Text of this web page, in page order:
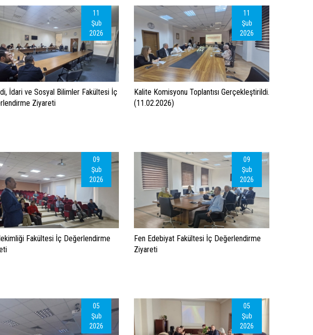
11
Şub
2026
İdari ve Sosyal Bilimler Fakültesi İç
Ziyareti
11
Şub
2026
Kalite Komisyonu Toplantısı Gerçekleştirildi.
(11.02.2026)
09
Şub
2026
Fakültesi İç Değerlendirme
09
Şub
2026
Fen Edebiyat Fakültesi İç Değerlendirme
Ziyareti
05
Şub
2026
05
Şub
2026